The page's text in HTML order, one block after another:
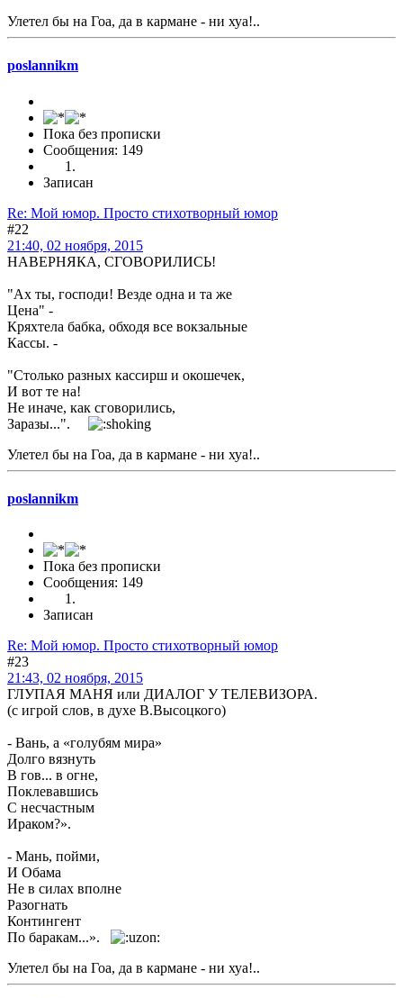
Улетел бы на Гоа, да в кармане - ни хуа!..
poslannikm
Пока без прописки
Сообщения: 149
Записан
Re: Мой юмор. Просто стихотворный юмор
#22
21:40, 02 ноября, 2015
НАВЕРНЯКА, СГОВОРИЛИСЬ!
"Ах ты, господи! Везде одна и та же
Цена" -
Кряхтела бабка, обходя все вокзальные
Кассы. -
"Столько разных кассирш и окошечек,
И вот те на!
Не иначе, как сговорились,
Заразы...".
Улетел бы на Гоа, да в кармане - ни хуа!..
poslannikm
Пока без прописки
Сообщения: 149
Записан
Re: Мой юмор. Просто стихотворный юмор
#23
21:43, 02 ноября, 2015
ГЛУПАЯ МАНЯ или ДИАЛОГ У ТЕЛЕВИЗОРА.
(с игрой слов, в духе В.Высоцкого)
- Вань, а «голубям мира»
Долго вязнуть
В гов... в огне,
Поклевавшись
С несчастным
Ираком?».
- Мань, пойми,
И Обама
Не в силах вполне
Разогнать
Контингент
По баракам...».
Улетел бы на Гоа, да в кармане - ни хуа!..